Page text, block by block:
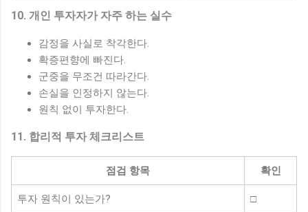
10. 개인 투자자가 자주 하는 실수
감정을 사실로 착각한다.
확증편향에 빠진다.
군중을 무조건 따라간다.
손실을 인정하지 않는다.
원칙 없이 투자한다.
11. 합리적 투자 체크리스트
점검 항목 확인
투자 원칙이 있는가? □